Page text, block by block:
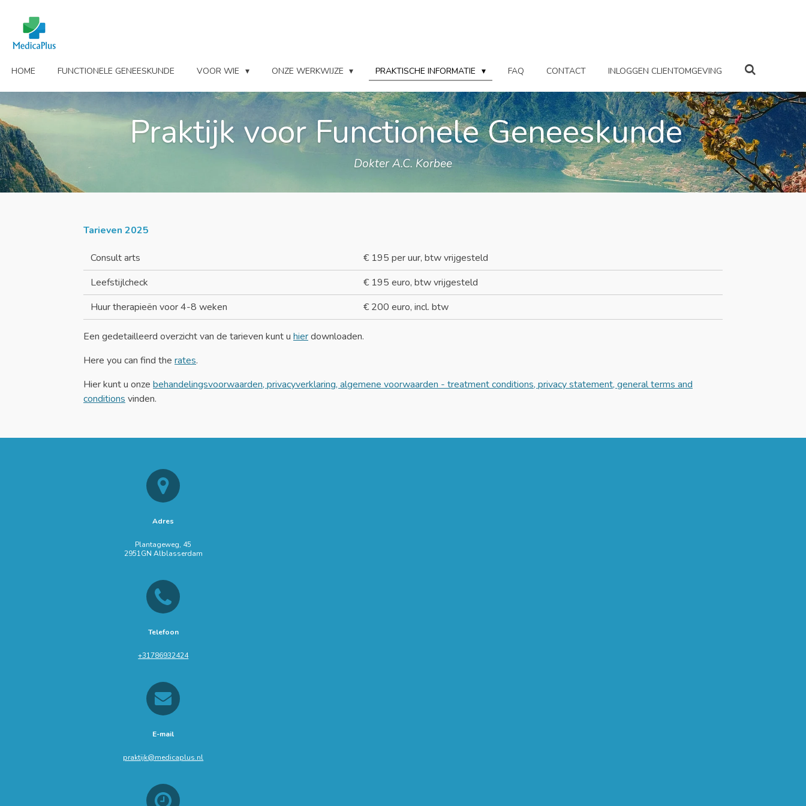
direct
naar
hoofdinhoud
HOME FUNCTIONELE GENEESKUNDE VOOR WIE ONZE WERKWIJZE PRAKTISCHE INFORMATIE FAQ CONTACT INLOGGEN CLIENTOMGEVING
Praktijk voor Functionele Geneeskunde
Dokter A.C. Korbee
Tarieven 2025
Consult arts
€ 195 per uur, btw vrijgesteld
Leefstijlcheck
€ 195 euro, btw vrijgesteld
Huur therapieën voor 4-8 weken
€ 200 euro, incl. btw
Een gedetailleerd overzicht van de tarieven kunt u hierdownloaden.
Here you can find the rates.
Hier kunt u onze behandelingsvoorwaarden, privacyverklaring, algemene voorwaarden - treatment conditions, privacy statement, general terms and
conditions vinden.
Adres
Plantageweg, 45
2951GN Alblasserdam
Telefoon
+31786932424
E-mail
praktijk@medicaplus.nl